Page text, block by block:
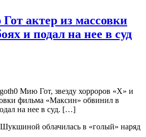
актер из массовки
и подал на нее в суд
Мию Гот, звезду хорроров «X» и
фильма «Максин» обвинил в
на нее в суд. […]